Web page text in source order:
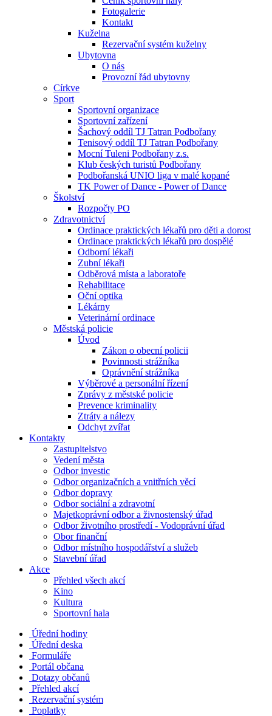
Fotogalerie
Kontakt
Kuželna
Rezervační systém kuželny
Ubytovna
O nás
Provozní řád ubytovny
Církve
Sport
Sportovní organizace
Sportovní zařízení
Šachový oddíl TJ Tatran Podbořany
Tenisový oddíl TJ Tatran Podbořany
Mocní Tuleni Podbořany z.s.
Klub českých turistů Podbořany
Podbořanská UNIO liga v malé kopané
TK Power of Dance - Power of Dance
Školství
Rozpočty PO
Zdravotnictví
Ordinace praktických lékařů pro děti a dorost
Ordinace praktických lékařů pro dospělé
Odborní lékaři
Zubní lékaři
Odběrová místa a laboratoře
Rehabilitace
Oční optika
Lékárny
Veterinární ordinace
Městská policie
Úvod
Zákon o obecní policii
Povinnosti strážníka
Oprávnění strážníka
Výběrové a personální řízení
Zprávy z městské policie
Prevence kriminality
Ztráty a nálezy
Odchyt zvířat
Kontakty
Zastupitelstvo
Vedení města
Odbor investic
Odbor organizačních a vnitřních věcí
Odbor dopravy
Odbor sociální a zdravotní
Majetkoprávní odbor a živnostenský úřad
Odbor životního prostředí - Vodoprávní úřad
Obor finanční
Odbor místního hospodářství a služeb
Stavební úřad
Akce
Přehled všech akcí
Kino
Kultura
Sportovní hala
Úřední hodiny
Úřední deska
Formuláře
Portál občana
Dotazy občanů
Přehled akcí
Rezervační systém
Poplatky